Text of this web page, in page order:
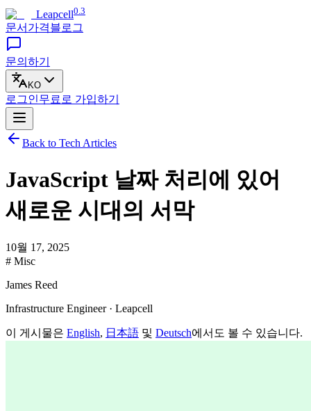
Leapcell0.3
문서 가격블로그
문의하기
KO
로그인무료로 가입하기
Back to Tech Articles
JavaScript 날짜 처리에 있어
새로운 시대의 서막
10월 17, 2025
# Misc
James Reed
Infrastructure Engineer · Leapcell
이 게시물은 English, 日本語 및 Deutsch에서도 볼 수 있습니다.